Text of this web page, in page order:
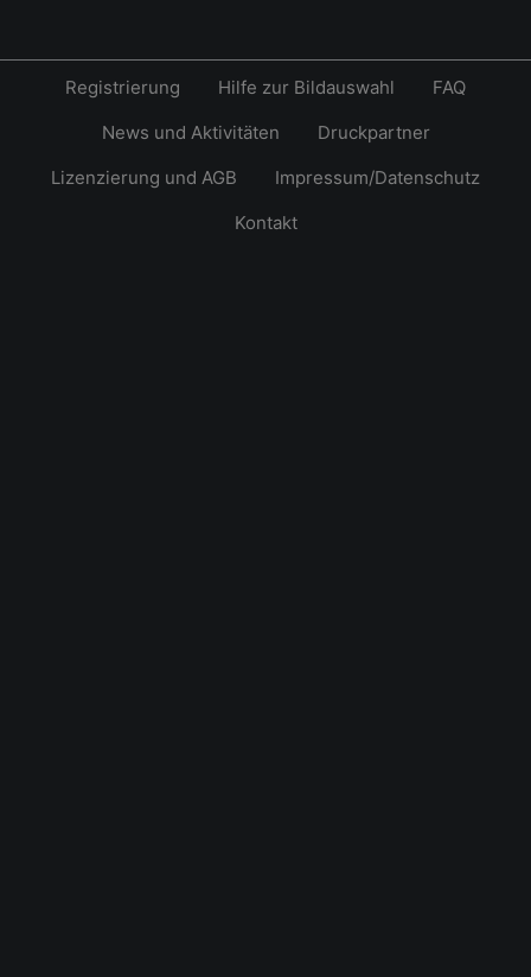
Registrierung Hilfe zur Bildauswahl
FAQ
News und Aktivitäten
Druckpartner
Lizenzierung und AGB
Impressum/Datenschutz
Kontakt